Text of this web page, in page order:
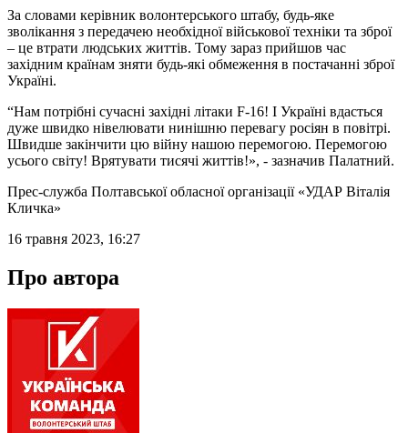
За словами керівник волонтерського штабу, будь-яке
зволікання з передачею необхідної військової техніки та зброї
– це втрати людських життів. Тому зараз прийшов час
західним країнам зняти будь-які обмеження в постачанні зброї
Україні.
“Нам потрібні сучасні західні літаки F-16! І Україні вдасться
дуже швидко нівелювати нинішню перевагу росіян в повітрі.
Швидше закінчити цю війну нашою перемогою. Перемогою
усього світу! Врятувати тисячі життів!», - зазначив Палатний.
Прес-служба Полтавської обласної організації «УДАР Віталія
Кличка»
16 травня 2023, 16:27
Про автора